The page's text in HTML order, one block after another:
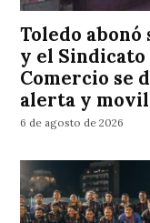
Toledo abonó
y el Sindicato
Comercio se
alerta y
6 de agosto de 2026